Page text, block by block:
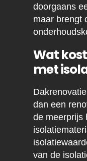
doorgaans
maar brengt
Wat
met
dan een
de meerprijs
van de